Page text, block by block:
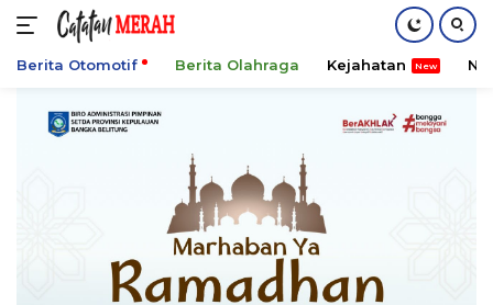
Berita Otomotif Berita Olahraga Kejahatan